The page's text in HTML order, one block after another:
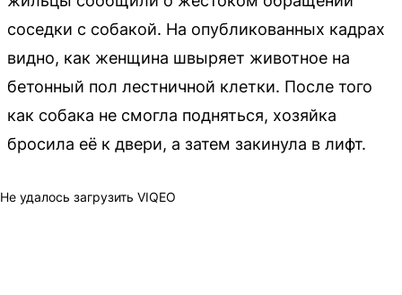
соседки с собакой. На опубликованных кадрах
видно, как женщина швыряет животное на
бетонный пол лестничной клетки. После того
как собака не смогла подняться, хозяйка
бросила её к двери, а затем закинула в лифт.
Не удалось загрузить VIQEO